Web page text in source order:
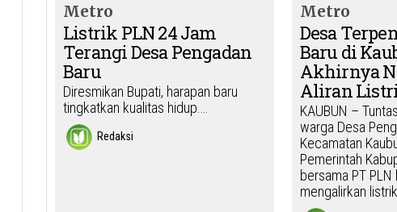
Metro
Listrik PLN 24 Jam
Terangi Desa Pengadan
Baru
Diresmikan Bupati, harapan baru
tingkatkan kualitas hidup.…
Redaksi
Metro
Desa
Baru di
Akhirnya
Aliran
KAUBUN –
warga Desa
Kecamatan
Pemerintah
bersama PT PLN
mengalirkan listrik…